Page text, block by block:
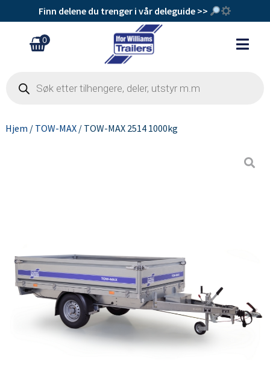
Finn delene du trenger i vår deleguide >>
0
Hjem / TOW-MAX/ TOW-MAX 2514 1000kg